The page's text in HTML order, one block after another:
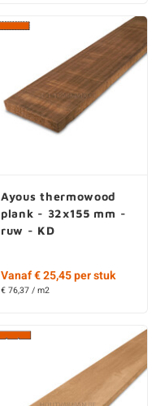
Ayous thermowood
plank - 32x155 mm -
ruw - KD
Vanaf € 25,45 per stuk
€ 76,37 / m2